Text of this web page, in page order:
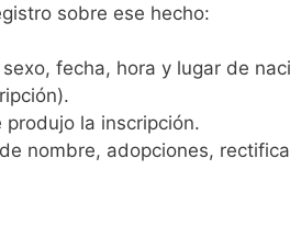
sobre ese hecho:
fecha, hora y lugar de
la inscripción.
nombre, adopciones,